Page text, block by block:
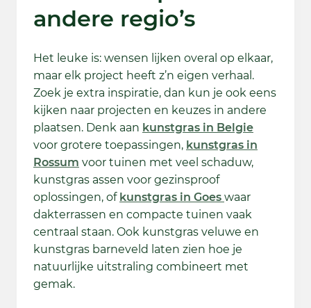
andere regio’s
Het leuke is: wensen lijken overal op elkaar,
maar elk project heeft z’n eigen verhaal.
Zoek je extra inspiratie, dan kun je ook eens
kijken naar projecten en keuzes in andere
plaatsen. Denk aan kunstgras in Belgie
voor grotere toepassingen, kunstgras in
Rossum voor tuinen met veel schaduw,
kunstgras assen voor gezinsproof
oplossingen, of kunstgras in Goes waar
dakterrassen en compacte tuinen vaak
centraal staan. Ook kunstgras veluwe en
kunstgras barneveld laten zien hoe je
natuurlijke uitstraling combineert met
gemak.